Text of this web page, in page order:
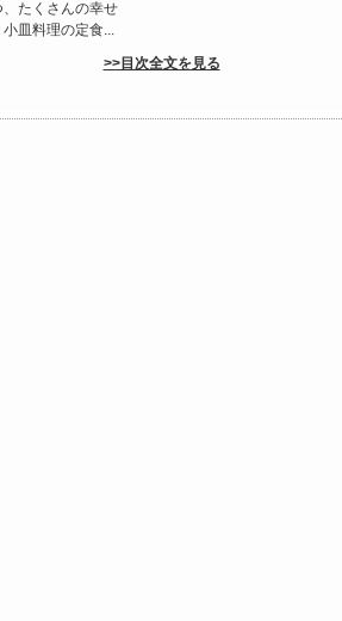
たくさんの幸せ
皿料理の定食...
>>目次全文を見る